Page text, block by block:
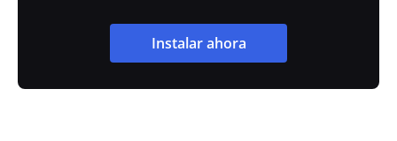
Instalar ahora